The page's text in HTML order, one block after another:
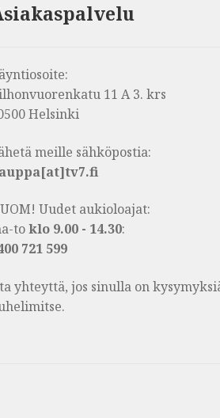
11 A 3. krs
Helsinki
meille sähköpostia:
Uudet aukioloajat:
toklo 9.00 - 14.30:
721 599
yhteyttä, jos sinulla on